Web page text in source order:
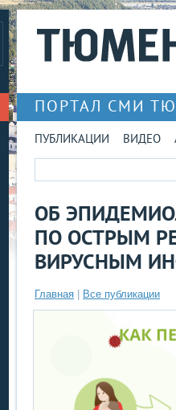
ПОРТАЛ СМИ
ПУБЛИКАЦИИ ВИДЕО
ОБ
ПО ОСТРЫМ
ВИРУСНЫМ
Главная Все публикации